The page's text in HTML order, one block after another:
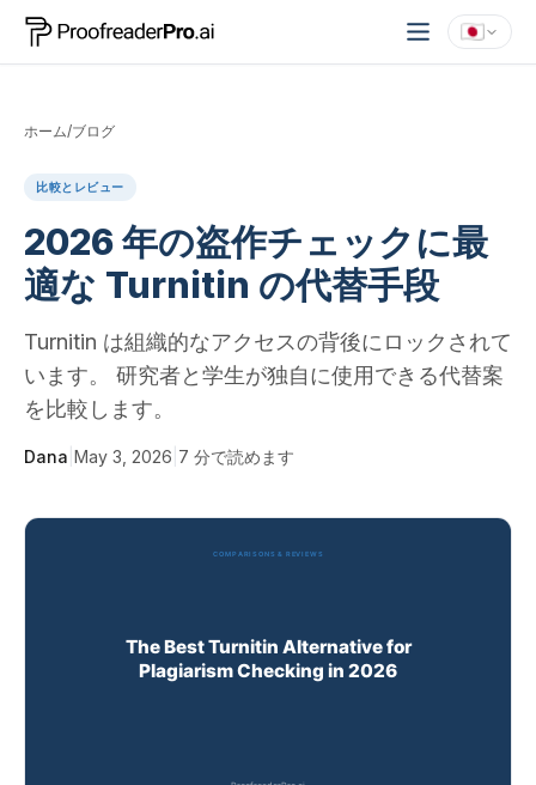
ホーム/ブログ
比較とレビュー
2026 年の盗作チェックに最
適な Turnitin の代替手段
Turnitin は組織的なアクセスの背後にロックされて
います。 研究者と学生が独自に使用できる代替案
を比較します。
Dana May 3, 2026 7 分で読めます